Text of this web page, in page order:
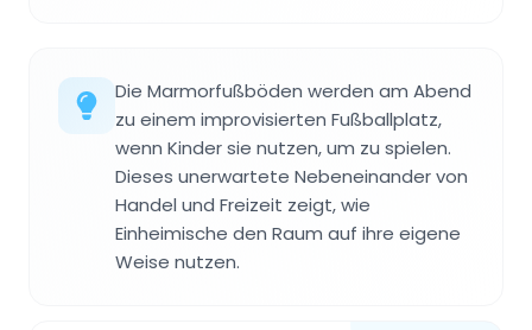
Die Marmorfußböden werden am Abend
zu einem improvisierten Fußballplatz,
wenn Kinder sie nutzen, um zu spielen.
Dieses unerwartete Nebeneinander von
Handel und Freizeit zeigt, wie
Einheimische den Raum auf ihre eigene
Weise nutzen.